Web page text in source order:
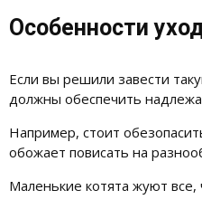
Особенности
Если вы решили завести
должны обеспечить
Например, стоит
обожает повисать на
Маленькие котята жуют все,